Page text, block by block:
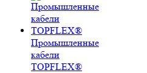
Промышленные
кабели
TOPFLEX®